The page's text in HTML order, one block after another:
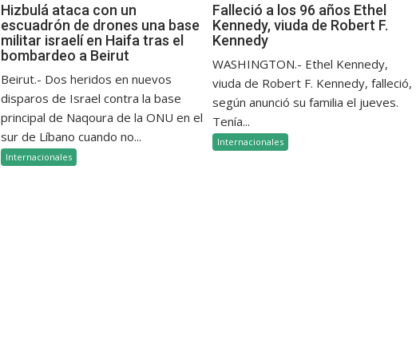
Hizbulá ataca con un
escuadrón de drones una base
militar israelí en Haifa tras el
bombardeo a Beirut
Beirut.- Dos heridos en nuevos
disparos de Israel contra la base
principal de Naqoura de la ONU en el
sur de Líbano cuando no...
Internacionales
Falleció a los 96 años Ethel
Kennedy, viuda de Robert F.
Kennedy
WASHINGTON.- Ethel Kennedy,
viuda de Robert F. Kennedy, falleció,
según anunció su familia el jueves.
Tenía...
Internacionales